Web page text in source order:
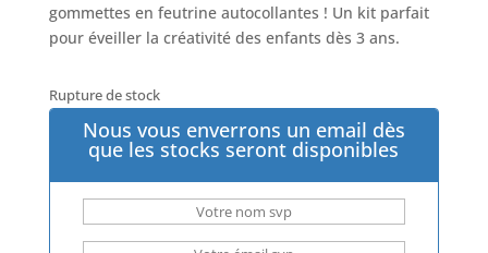
gommettes en feutrine autocollantes ! Un kit parfait
pour éveiller la créativité des enfants dès 3 ans.
Rupture de stock
Nous vous enverrons un email dès
que les stocks seront disponibles